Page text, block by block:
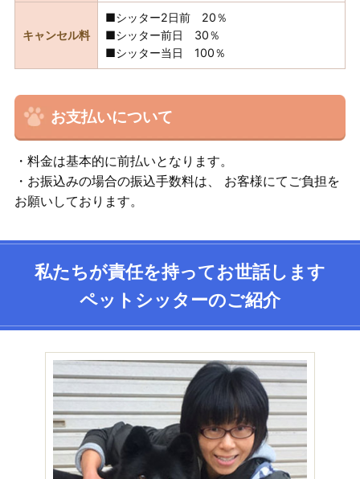
キャンセル料
■シッター2日前 20％
■シッター前日 30％
■シッター当日 100％
お支払いについて
・料金は基本的に前払いとなります。
・お振込みの場合の振込手数料は、 お客様にてご負担を
お願いしております。
私たちが責任を持ってお世話します
ペットシッターのご紹介